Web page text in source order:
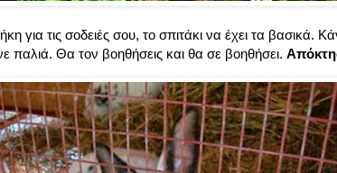
για τις σοδειές σου, το σπιτάκι να έχει τα βασικά.
παλιά. Θα τον βοηθήσεις και θα σε βοηθήσει.